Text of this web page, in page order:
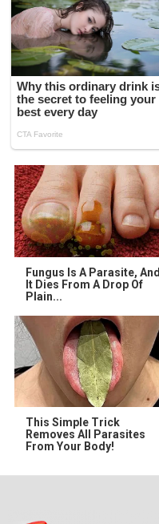
Fungus Is A Parasite, And
It Dies From A Drop Of
Plain...
This Simple Trick
Removes All Parasites
From Your Body!